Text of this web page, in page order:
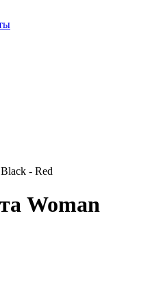
- Red
Woman